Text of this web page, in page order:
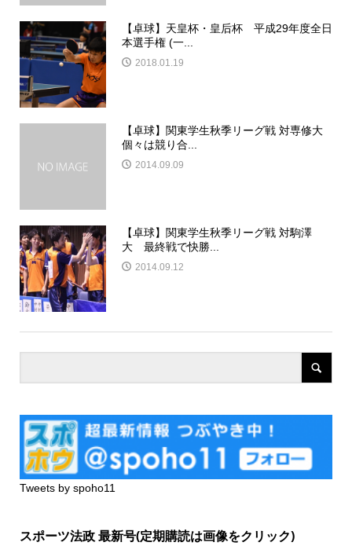
【卓球】天皇杯・皇后杯 平成29年度全日
本選手権 (一...
2018.01.19
【卓球】関東学生秋季リーグ戦 対専修大
個々は競り合...
2014.09.09
【卓球】関東学生秋季リーグ戦 対駒澤
大 最終戦で快勝...
2014.09.12
Tweets by spoho11
スポーツ法政 最新号(定期購読は画像をクリック)